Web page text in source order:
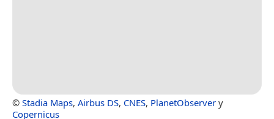
© Stadia Maps, Airbus DS, CNES, PlanetObserver y
Copernicus